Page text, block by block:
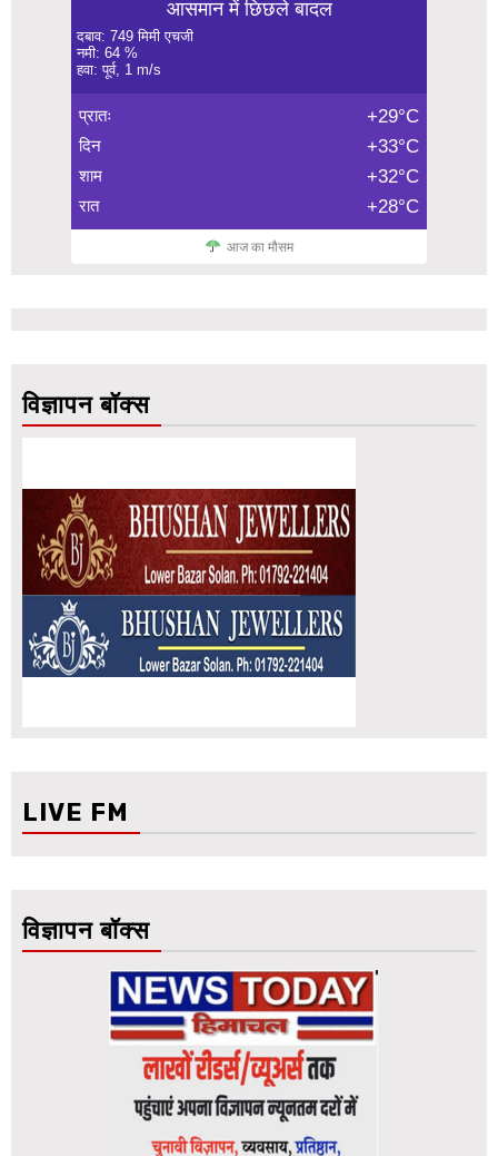
आसमान में छिछले बादल
दबाव: 749 मिमी एचजी
नमी: 64 %
हवा: पूर्व, 1 m/s
प्रातः +29°C
दिन +33°C
शाम +32°C
रात +28°C
आज का मौसम
विज्ञापन बॉक्स
LIVE FM
विज्ञापन बॉक्स